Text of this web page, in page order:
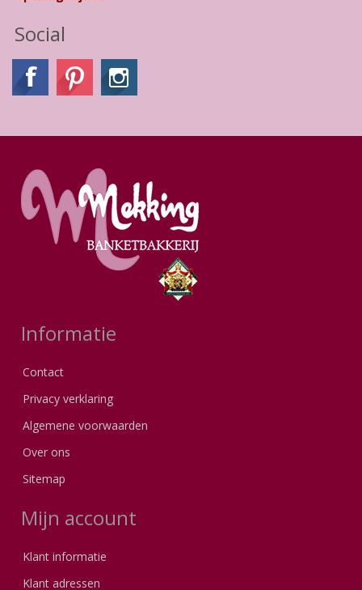
Social
Informatie
Contact
Privacy verklaring
Algemene voorwaarden
Over ons
Sitemap
Mijn account
Klant informatie
Klant adressen